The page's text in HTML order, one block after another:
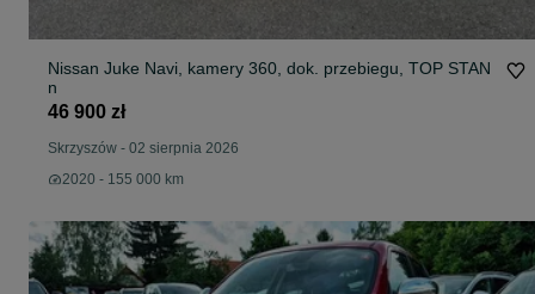
Nissan Juke Navi, kamery 360, dok. przebiegu, TOP STAN
n
46 900 zł
Skrzyszów - 02 sierpnia 2026
2020 - 155 000 km